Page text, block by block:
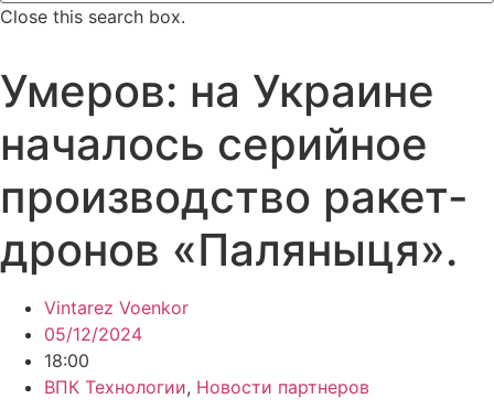
Close this search box.
Умеров: на Украине
началось серийное
производство ракет-
дронов «Паляныця».
Vintarez Voenkor
05/12/2024
18:00
ВПК Технологии, Новости партнеров